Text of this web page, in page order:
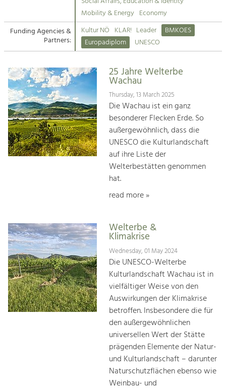
Suche
Impressum
Kontakt
Tourism
Offer Development and Positioning
Art & Culture
Crafts, Science and Research.
Social Affairs, Education
& Identity
Equality, Youth and Integration.
Climate Change, Public Transport and
Increase in Regional Value Added.
Mobility & Energy Economy
Funding Agencies &
Partners:
Kultur NÖ KLAR! Leader
BMKOES
Europadiplom
UNESCO
25 Jahre Welterbe
Wachau
Thursday, 13 March 2025
Die Wachau ist ein ganz
besonderer Flecken Erde. So
außergewöhnlich, dass die
UNESCO die Kulturlandschaft
auf ihre Liste der
Welterbestätten genommen
hat.
read more »
Welterbe &
Klimakrise
Wednesday, 01 May 2024
Die UNESCO-Welterbe
Kulturlandschaft Wachau ist in
vielfältiger Weise von den
Auswirkungen der Klimakrise
betroffen. Insbesondere die für
den außergewöhnlichen
universellen Wert der Stätte
prägenden Elemente der Natur-
und Kulturlandschaft – darunter
Naturschutzflächen ebenso wie
Weinbau- und